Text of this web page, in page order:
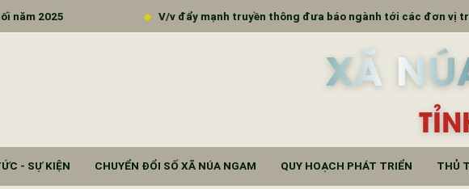
v đẩy mạnh truyền thông đưa báo ngành tới các đơn vị trường học
XÃ
- SỰ KIỆN CHUYỂN ĐỔI SỐ XÃ NÚA NGAM QUY HOẠCH PHÁT TRIỂN THỦ